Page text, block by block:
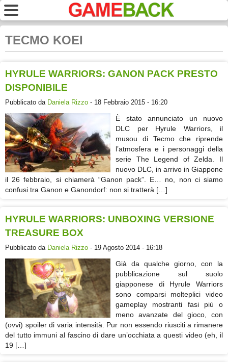
TECMO KOEI
HYRULE WARRIORS: GANON PACK PRESTO
DISPONIBILE
Pubblicato da Daniela Rizzo - 18 Febbraio 2015 - 16:20
È stato annunciato un nuovo
DLC per Hyrule Warriors, il
musou di Tecmo che riprende
l’atmosfera e i personaggi della
serie The Legend of Zelda. Il
nuovo DLC, in arrivo in Giappone
il 26 febbraio, si chiamerà “Ganon pack”. E… no, non ci siamo
confusi tra Ganon e Ganondorf: non si tratterà […]
HYRULE WARRIORS: UNBOXING VERSIONE
TREASURE BOX
Pubblicato da Daniela Rizzo - 19 Agosto 2014 - 16:18
Già da qualche giorno, con la
pubblicazione sul suolo
giapponese di Hyrule Warriors
sono comparsi molteplici video
gameplay mostranti fasi più o
meno avanzate del gioco, con
(ovvi) spoiler di varia intensità. Pur non essendo riusciti a rimanere
del tutto immuni al fascino di dare un’occhiata a questi video (eh, il
19 […]